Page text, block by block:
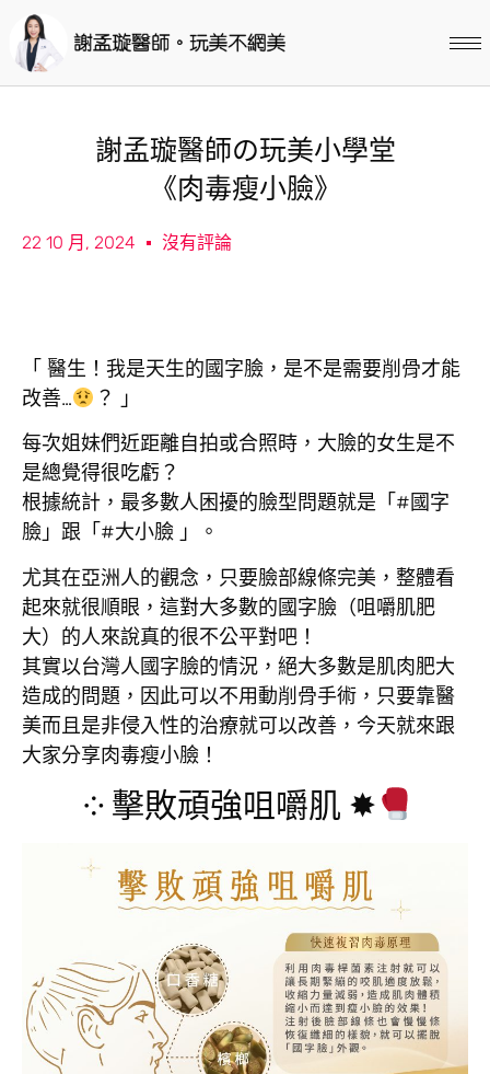
謝孟璇醫師の玩美小學堂
《肉毒瘦小臉》
22 10 月, 2024 沒有評論
「 醫生！我是天生的國字臉，是不是需要削骨才能
改善…
？ 」
每次姐妹們近距離自拍或合照時，大臉的女生是不
是總覺得很吃虧？
根據統計，最多數人困擾的臉型問題就是「#國字
臉」跟「#大小臉 」。
尤其在亞洲人的觀念，只要臉部線條完美，整體看
起來就很順眼，這對大多數的國字臉（咀嚼肌肥
大）的人來說真的很不公平對吧！
其實以台灣人國字臉的情況，絕大多數是肌肉肥大
造成的問題，因此可以不用動削骨手術，只要靠醫
美而且是非侵入性的治療就可以改善，今天就來跟
大家分享肉毒瘦小臉！
༶ 擊敗頑強咀嚼肌 ✸